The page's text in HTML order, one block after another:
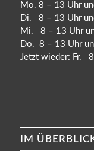
Mo. 8 – 13 Uhr
Di. 8 – 13 Uhr
Mi. 8 – 13 Uhr
Do. 8 – 13 Uhr
Jetzt wieder: Fr.
IM